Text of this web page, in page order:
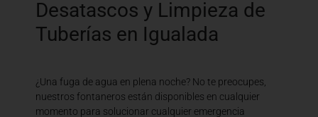
Desatascos y Limpieza de
Tuberías en Igualada
¿Una fuga de agua en plena noche? No te preocupes,
nuestros fontaneros están disponibles en cualquier
momento para solucionar cualquier emergencia